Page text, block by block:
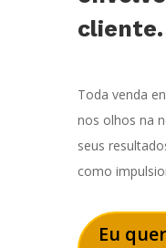
cliente.
Toda venda
nos olhos na
seus
como
Eu